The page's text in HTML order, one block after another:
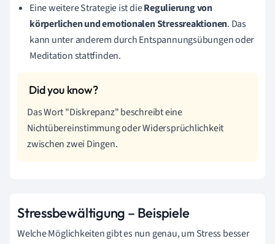
Eine weitere Strategie ist dieRegulierung von
körperlichen und emotionalen Stressreaktionen. Das
kann unter anderem durch Entspannungsübungen oder
Meditation stattfinden.
Das Wort "Diskrepanz" beschreibt eine
Nichtübereinstimmung oder Widersprüchlichkeit
zwischen zwei Dingen.
Stressbewältigung – Beispiele
Welche Möglichkeiten gibt es nun genau, um Stress besser